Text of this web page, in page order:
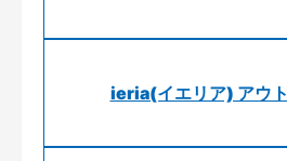
ieria(イエリア) アウ